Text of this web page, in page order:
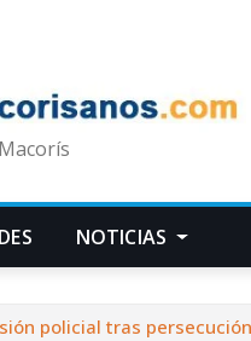
NOTICIAS
policial tras